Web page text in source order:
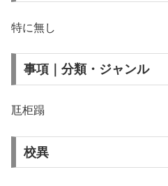
特に無し
事項｜分類・ジャンル
尫柜蹋
校異